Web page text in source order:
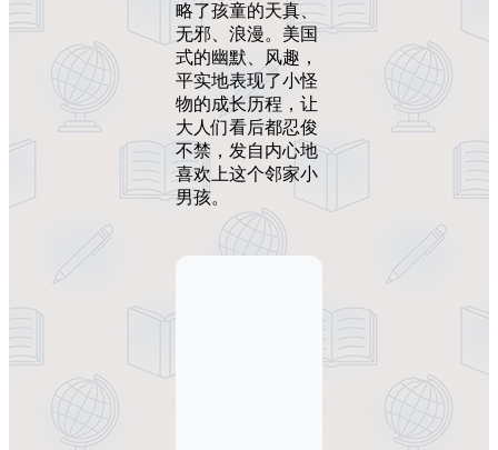
略了孩童的天真、
无邪、浪漫。美国
式的幽默、风趣，
平实地表现了小怪
物的成长历程，让
大人们看后都忍俊
不禁，发自内心地
喜欢上这个邻家小
男孩。